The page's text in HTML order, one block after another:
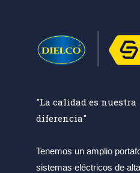
"La calidad es nuestra
diferencia"
Tenemos un amplio
sistemas eléctricos de alta